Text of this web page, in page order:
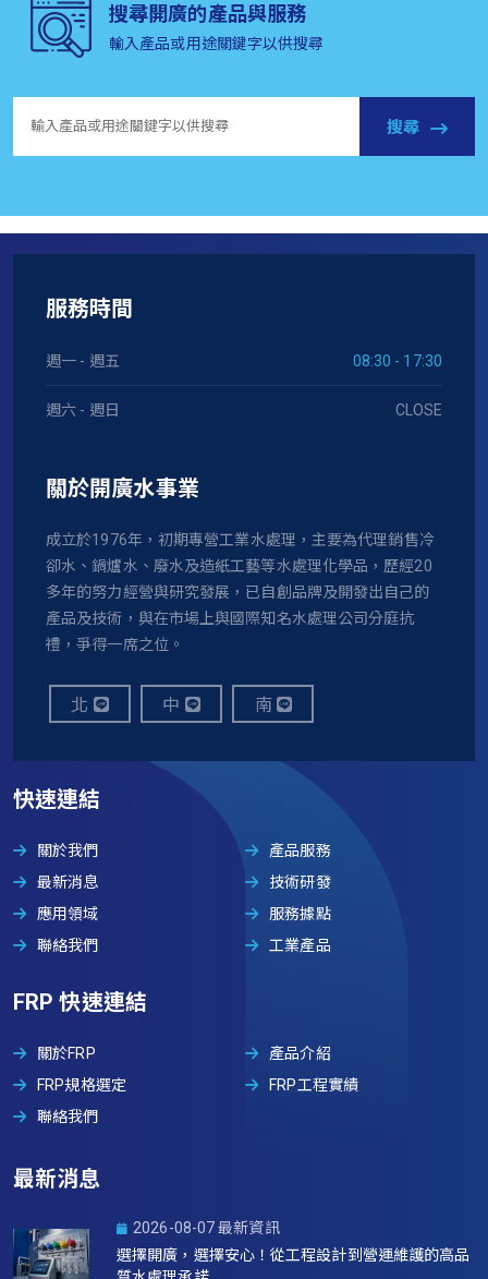
搜尋開廣的產品與服務
輸入產品或用途關鍵字以供搜尋
搜尋
服務時間
週一 - 週五 08:30 - 17:30
週六 - 週日 CLOSE
關於開廣水事業
成立於1976年，初期專營工業水處理，主要為代理銷售冷
卻水、鍋爐水、廢水及造紙工藝等水處理化學品，歷經20
多年的努力經營與研究發展，已自創品牌及開發出自己的
產品及技術，與在市場上與國際知名水處理公司分庭抗
禮，爭得一席之位。
北 中 南
快速連結
關於我們
產品服務
最新消息
技術研發
應用領域
服務據點
聯絡我們
工業產品
FRP 快速連結
關於FRP
產品介紹
FRP規格選定
FRP工程實績
聯絡我們
最新消息
2026-08-07 最新資訊
選擇開廣，選擇安心！從工程設計到營運維護的高品